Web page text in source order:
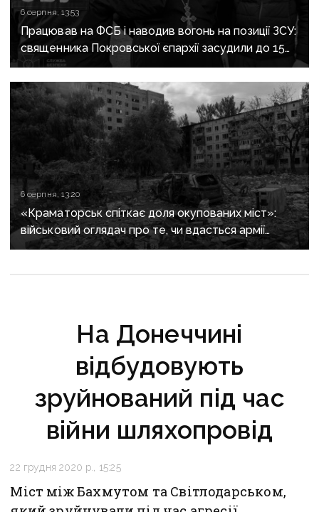
6 серпня, 13:53
Працював на ФСБ і наводив вогонь на позиції ЗСУ:
священника Покровської єпархії засудили до 15
років
6 серпня, 13:20
«Краматорськ спіткає доля окупованих міст»:
військовий оглядач про те, чи вдасться армії
рф захопити останню агломерацію Донеччини до
На Донеччині
відбудовують
зруйнований під час
війни шляхопровід
22 грудня 2020 р., 15:25
Міст між Бахмутом та Світлодарськом,